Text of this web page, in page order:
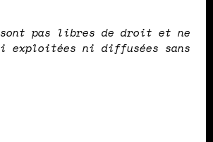
sont pas libres de droit et ne
exploitées ni diffusées sans